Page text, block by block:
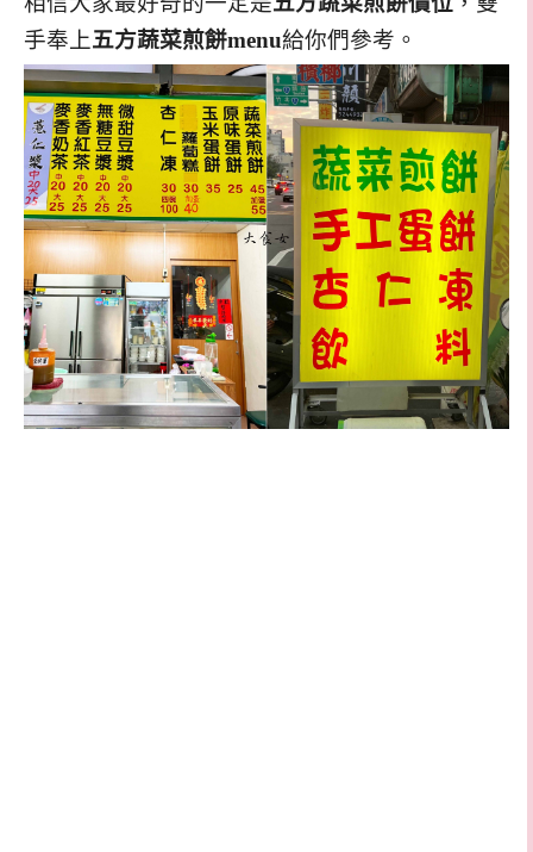
手奉上五方蔬菜煎餅menu給你們參考。